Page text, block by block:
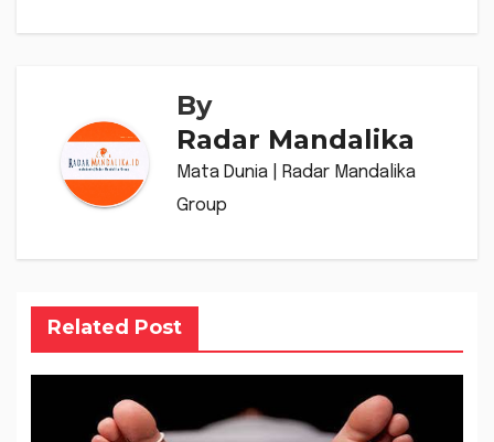
By
Radar Mandalika
Mata Dunia | Radar Mandalika
Group
Related Post